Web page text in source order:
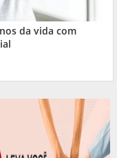
da vida com